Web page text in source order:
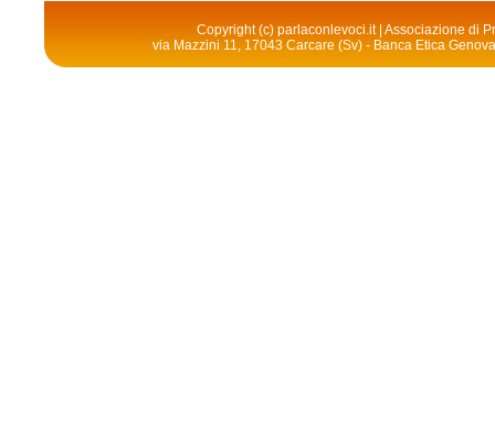
Copyright (c) parlaconlevoci.it | Associazione di
via Mazzini 11, 17043 Carcare (Sv) - Banca Etica